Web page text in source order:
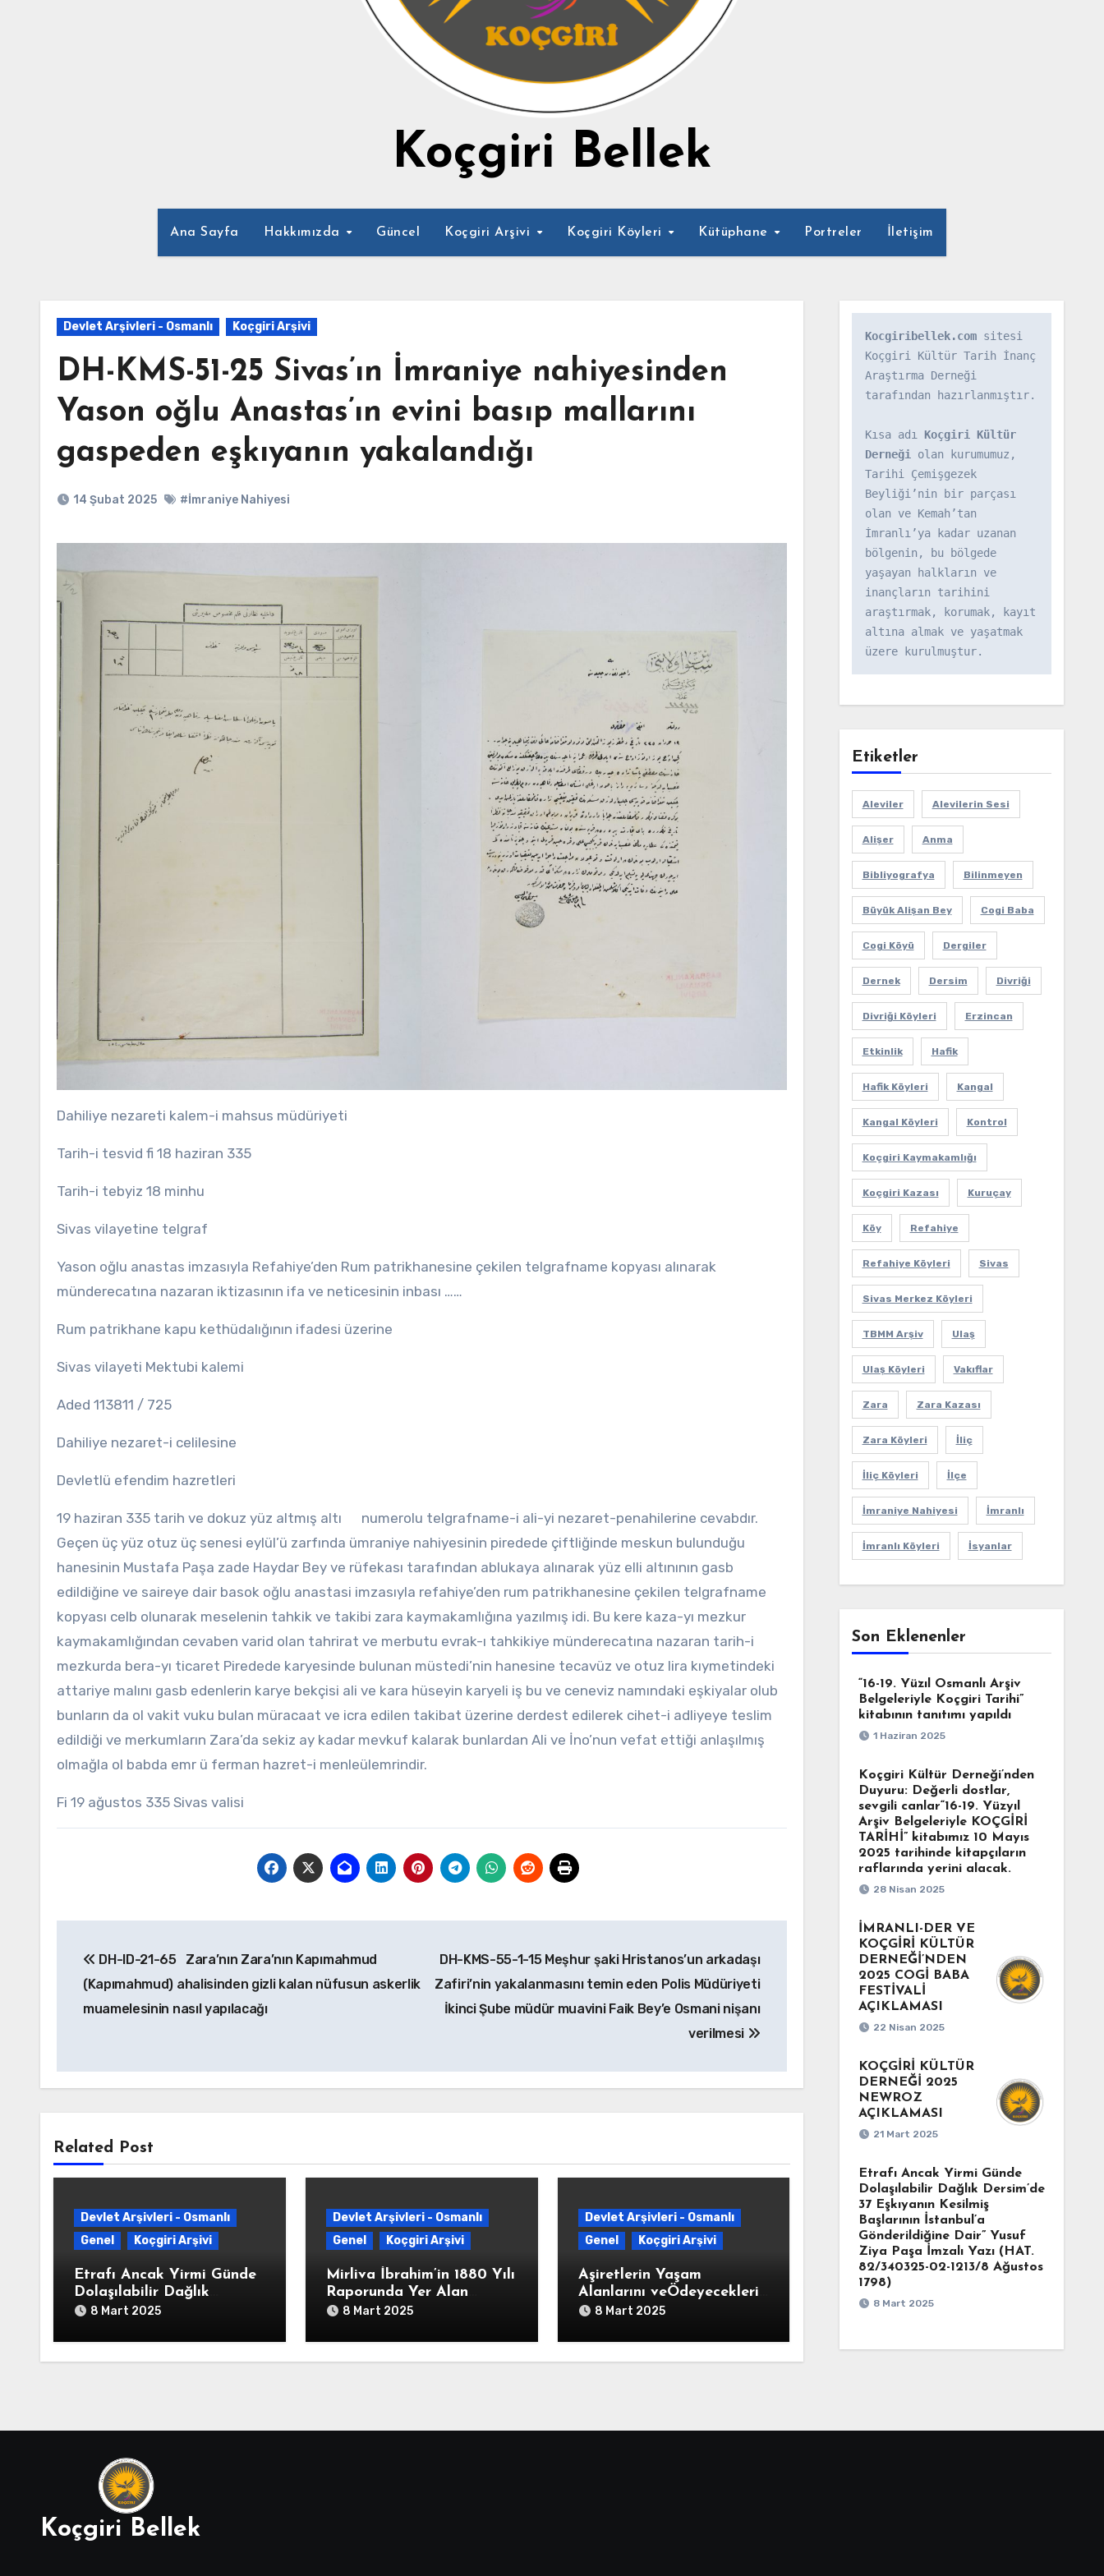
Koçgiri Bellek
Ana Sayfa Hakkımızda Güncel Koçgiri Arşivi Koçgiri Köyleri Kütüphane Portreler İletişim
Devlet Arşivleri - Osmanlı Koçgiri Arşivi
DH-KMS-51-25 Sivas’ın İmraniye nahiyesinden
Yason oğlu Anastas’ın evini basıp mallarını
gaspeden eşkıyanın yakalandığı
14 Şubat 2025 #İmraniye Nahiyesi
Dahiliye nezareti kalem-i mahsus müdüriyeti
Tarih-i tesvid fi 18 haziran 335
Tarih-i tebyiz 18 minhu
Sivas vilayetine telgraf
Yason oğlu anastas imzasıyla Refahiye’den Rum patrikhanesine çekilen telgrafname kopyası alınarak
münderecatına nazaran iktizasının ifa ve neticesinin inbası ……
Rum patrikhane kapu kethüdalığının ifadesi üzerine
Sivas vilayeti Mektubi kalemi
Aded 113811 / 725
Dahiliye nezaret-i celilesine
Devletlü efendim hazretleri
19 haziran 335 tarih ve dokuz yüz altmış altı numerolu telgrafname-i ali-yi nezaret-penahilerine cevabdır.
Geçen üç yüz otuz üç senesi eylül’ü zarfında ümraniye nahiyesinin piredede çiftliğinde meskun bulunduğu
hanesinin Mustafa Paşa zade Haydar Bey ve rüfekası tarafından ablukaya alınarak yüz elli altınının gasb
edildiğine ve saireye dair basok oğlu anastasi imzasıyla refahiye’den rum patrikhanesine çekilen telgrafname
kopyası celb olunarak meselenin tahkik ve takibi zara kaymakamlığına yazılmış idi. Bu kere kaza-yı mezkur
kaymakamlığından cevaben varid olan tahrirat ve merbutu evrak-ı tahkikiye münderecatına nazaran tarih-i
mezkurda bera-yı ticaret Piredede karyesinde bulunan müstedi’nin hanesine tecavüz ve otuz lira kıymetindeki
attariye malını gasb edenlerin karye bekçisi ali ve kara hüseyin karyeli iş bu ve ceneviz namındaki eşkiyalar olub
bunların da ol vakit vuku bulan müracaat ve icra edilen takibat üzerine derdest edilerek cihet-i adliyeye teslim
edildiği ve merkumların Zara’da sekiz ay kadar mevkuf kalarak bunlardan Ali ve İno’nun vefat ettiği anlaşılmış
olmağla ol babda emr ü ferman hazret-i menleülemrindir.
Fi 19 ağustos 335 Sivas valisi
gezinmesi
DH-ID-21-65 Zara’nın Zara’nın Kapımahmud
(Kapımahmud) ahalisinden gizli kalan nüfusun askerlik
muamelesinin nasıl yapılacağı
DH-KMS-55-1-15 Meşhur şaki Hristanos’un arkadaşı
Zafiri’nin yakalanmasını temin eden Polis Müdüriyeti
İkinci Şube müdür muavini Faik Bey’e Osmani nişanı
verilmesi
Related Post
Devlet Arşivleri - Osmanlı
Genel
Koçgiri Arşivi
Etrafı Ancak Yirmi Günde
Dolaşılabilir Dağlık
Dersim’de 37 Eşkıyanın
İstanbul’a Gönderildiğine
Dair” Yusuf Ziya Paşa
8 Mart 2025
Devlet Arşivleri - Osmanlı
Genel
Koçgiri Arşivi
Mirliva İbrahim’in 1880 Yılı
Raporunda Yer Alan
Dersim Bölgesi Kürtlerinin
ve Her Bir Aşiretin Meskun
Olduğu Yerler, Ağalarının
8 Mart 2025
Devlet Arşivleri - Osmanlı
Genel
Koçgiri Arşivi
Aşiretlerin Yaşam
Alanlarını veÖdeyecekleri
Vergiyi GösterenMaliye
VaridatMuhasebesi
Defterleri BOA ML.VRD d.
8 Mart 2025
Kocgiribellek.com sitesi
Koçgiri Kültür Tarih İnanç
Araştırma Derneği
tarafından hazırlanmıştır.
Kısa adı Koçgiri Kültür
Derneği olan kurumumuz,
Tarihi Çemişgezek
Beyliği’nin bir parçası
olan ve Kemah’tan
İmranlı’ya kadar uzanan
bölgenin, bu bölgede
yaşayan halkların ve
inançların tarihini
araştırmak, korumak, kayıt
altına almak ve yaşatmak
üzere kurulmuştur.
Etiketler
Aleviler Alevilerin Sesi
Alişer Anma
Bibliyografya Bilinmeyen
Büyük Alişan Bey Cogi Baba
Cogi Köyü Dergiler
Dernek Dersim Divriği
Divriği Köyleri Erzincan
Etkinlik Hafik
Hafik Köyleri Kangal
Kangal Köyleri Kontrol
Koçgiri Kaymakamlığı
Koçgiri Kazası Kuruçay
Köy Refahiye
Refahiye Köyleri Sivas
Sivas Merkez Köyleri
TBMM Arşiv Ulaş
Ulaş Köyleri Vakıflar
Zara Zara Kazası
Zara Köyleri İliç
İliç Köyleri İlçe
İmraniye Nahiyesi İmranlı
İmranlı Köyleri İsyanlar
Son Eklenenler
“16-19. Yüzıl Osmanlı Arşiv
Belgeleriyle Koçgiri Tarihi”
kitabının tanıtımı yapıldı
1 Haziran 2025
Koçgiri Kültür Derneği’nden
Duyuru: Değerli dostlar,
sevgili canlar“16-19. Yüzyıl
Arşiv Belgeleriyle KOÇGİRİ
TARİHİ” kitabımız 10 Mayıs
2025 tarihinde kitapçıların
raflarında yerini alacak.
28 Nisan 2025
İMRANLI-DER VE
KOÇGİRİ KÜLTÜR
DERNEĞİ’NDEN
2025 COGİ BABA
FESTİVALİ
AÇIKLAMASI
22 Nisan 2025
KOÇGİRİ KÜLTÜR
DERNEĞİ 2025
NEWROZ
AÇIKLAMASI
21 Mart 2025
Etrafı Ancak Yirmi Günde
Dolaşılabilir Dağlık Dersim’de
37 Eşkıyanın Kesilmiş
Başlarının İstanbul’a
Gönderildiğine Dair” Yusuf
Ziya Paşa İmzalı Yazı (HAT.
82/340325-02-1213/8 Ağustos
1798)
8 Mart 2025
Koçgiri Bellek